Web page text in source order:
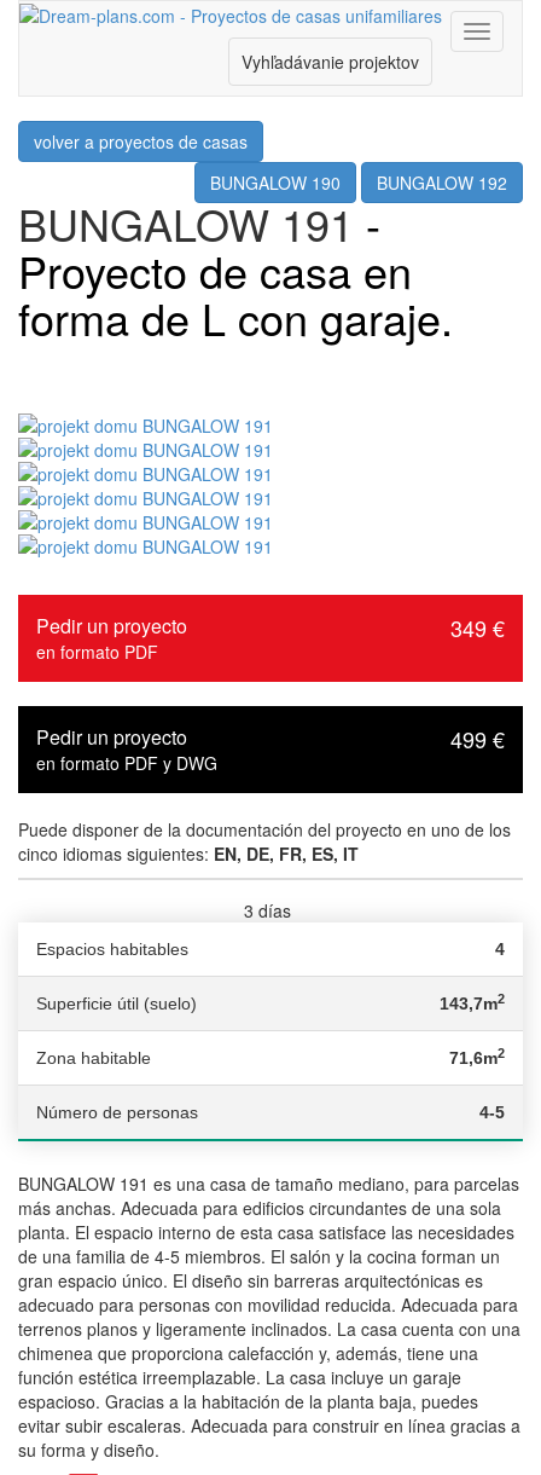
Menu
Vyhľadávanie projektov
volver a proyectos de casas
BUNGALOW 190
BUNGALOW 192
BUNGALOW 191-
Proyecto de casa en
forma de L con garaje.
Pedir un proyecto
en formato PDF
349 €
Pedir un proyecto
en formato PDF y DWG
499 €
Puede disponer de la documentación del proyecto en uno de los
cinco idiomas siguientes: EN, DE, FR, ES, IT
3 días
Espacios habitables 4
Superficie útil (suelo) 143,7m2
Zona habitable 71,6m2
Número de personas 4-5
BUNGALOW 191 es una casa de tamaño mediano, para parcelas
más anchas. Adecuada para edificios circundantes de una sola
planta. El espacio interno de esta casa satisface las necesidades
de una familia de 4-5 miembros. El salón y la cocina forman un
gran espacio único. El diseño sin barreras arquitectónicas es
adecuado para personas con movilidad reducida. Adecuada para
terrenos planos y ligeramente inclinados. La casa cuenta con una
chimenea que proporciona calefacción y, además, tiene una
función estética irreemplazable. La casa incluye un garaje
espacioso. Gracias a la habitación de la planta baja, puedes
evitar subir escaleras. Adecuada para construir en línea gracias a
su forma y diseño.